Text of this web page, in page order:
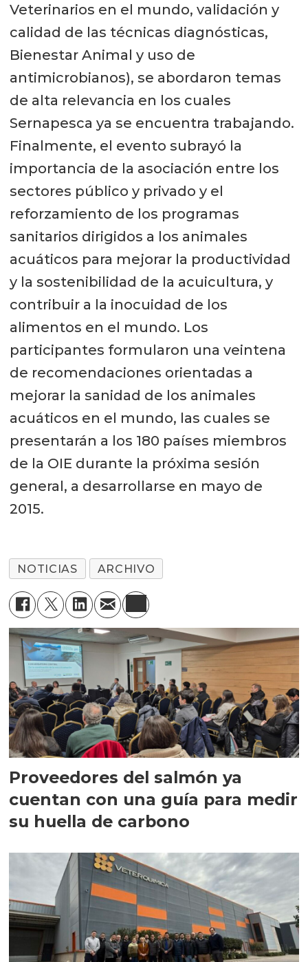
Veterinarios en el mundo, validación y
calidad de las técnicas diagnósticas,
Bienestar Animal y uso de
antimicrobianos), se abordaron temas
de alta relevancia en los cuales
Sernapesca ya se encuentra trabajando.
Finalmente, el evento subrayó la
importancia de la asociación entre los
sectores público y privado y el
reforzamiento de los programas
sanitarios dirigidos a los animales
acuáticos para mejorar la productividad
y la sostenibilidad de la acuicultura, y
contribuir a la inocuidad de los
alimentos en el mundo. Los
participantes formularon una veintena
de recomendaciones orientadas a
mejorar la sanidad de los animales
acuáticos en el mundo, las cuales se
presentarán a los 180 países miembros
de la OIE durante la próxima sesión
general, a desarrollarse en mayo de
2015.
NOTICIAS ARCHIVO
Proveedores del salmón ya
cuentan con una guía para medir
su huella de carbono